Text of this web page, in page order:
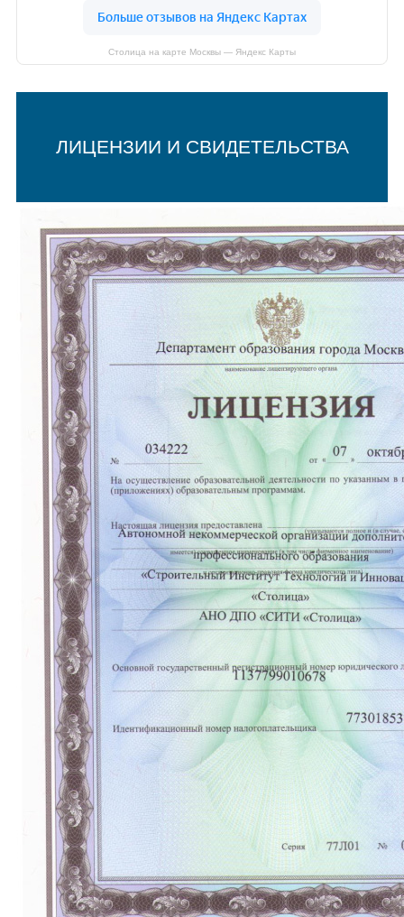
Столица на карте Москвы — Яндекс Карты
ЛИЦЕНЗИИ И СВИДЕТЕЛЬСТВА